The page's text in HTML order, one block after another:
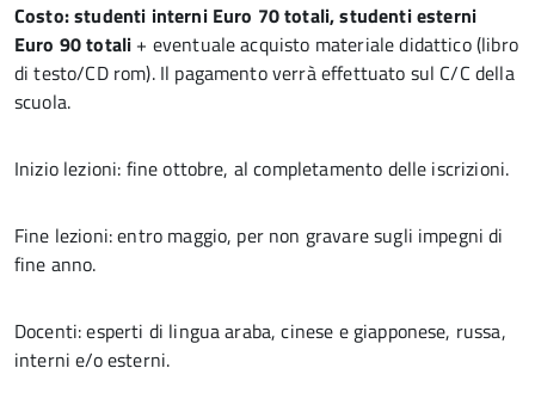
Costo:studenti interni Euro 70 totali, studenti esterni
Euro 90 totali + eventuale acquisto materiale didattico (libro
di testo/CD rom). Il pagamento verrà effettuato sul C/C della
scuola.
Inizio lezioni: fine ottobre, al completamento delle iscrizioni.
Fine lezioni: entro maggio, per non gravare sugli impegni di
fine anno.
Docenti: esperti di lingua araba, cinese e giapponese, russa,
interni e/o esterni.